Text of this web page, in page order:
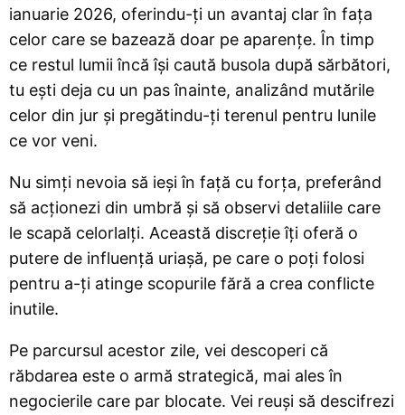
ianuarie 2026, oferindu-ți un avantaj clar în fața
celor care se bazează doar pe aparențe. În timp
ce restul lumii încă își caută busola după sărbători,
tu ești deja cu un pas înainte, analizând mutările
celor din jur și pregătindu-ți terenul pentru lunile
ce vor veni.
Nu simți nevoia să ieși în față cu forța, preferând
să acționezi din umbră și să observi detaliile care
le scapă celorlalți. Această discreție îți oferă o
putere de influență uriașă, pe care o poți folosi
pentru a-ți atinge scopurile fără a crea conflicte
inutile.
Pe parcursul acestor zile, vei descoperi că
răbdarea este o armă strategică, mai ales în
negocierile care par blocate. Vei reuși să descifrezi